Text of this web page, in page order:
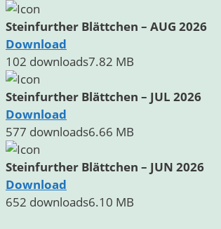
Steinfurther Blättchen – AUG 2026
Download
102 downloads7.82 MB
Steinfurther Blättchen – JUL 2026
Download
577 downloads6.66 MB
Steinfurther Blättchen – JUN 2026
Download
652 downloads6.10 MB